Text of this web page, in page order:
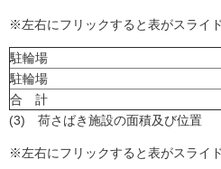
※左右にフリックすると表がスライド
駐輪場
駐輪場
合 計
(3) 荷さばき施設の面積及び位置
※左右にフリックすると表がスライド